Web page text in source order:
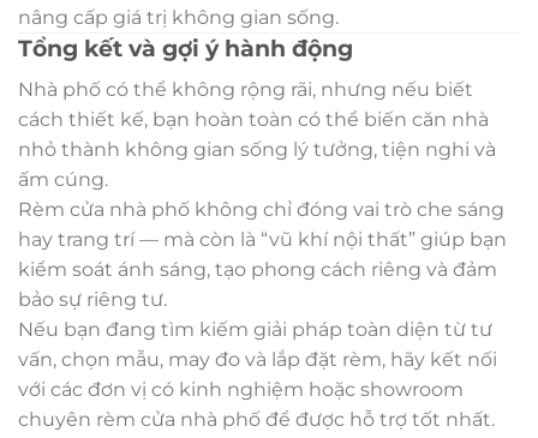
nâng cấp giá trị không gian sống.
Tổng kết và gợi ý hành động
Nhà phố có thể không rộng rãi, nhưng nếu biết
cách thiết kế, bạn hoàn toàn có thể biến căn nhà
nhỏ thành không gian sống lý tưởng, tiện nghi và
ấm cúng.
Rèm cửa nhà phố không chỉ đóng vai trò che sáng
hay trang trí — mà còn là “vũ khí nội thất” giúp bạn
kiểm soát ánh sáng, tạo phong cách riêng và đảm
bảo sự riêng tư.
Nếu bạn đang tìm kiếm giải pháp toàn diện từ tư
vấn, chọn mẫu, may đo và lắp đặt rèm, hãy kết nối
với các đơn vị có kinh nghiệm hoặc showroom
chuyên rèm cửa nhà phố để được hỗ trợ tốt nhất.